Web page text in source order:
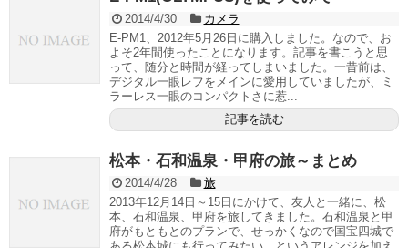
2014/4/30
カメラ
E-PM1、2012年5月26日に購入しました。なので、お
よそ2年間使ったことになります。記事を書こうと思
って、随分と時間が経ってしまいました。一昔前は、
デジタル一眼レフをメインに愛用していましたが、ミ
ラーレス一眼のコンパクトさに惹...
記事を読む
松本・石和温泉・甲府の旅～まとめ
2014/4/28
旅
2013年12月14日～15日にかけて、友人と一緒に、松
本、石和温泉、甲府を旅してきました。石和温泉と甲
府がもともとのプランで、せっかくなので国宝四城で